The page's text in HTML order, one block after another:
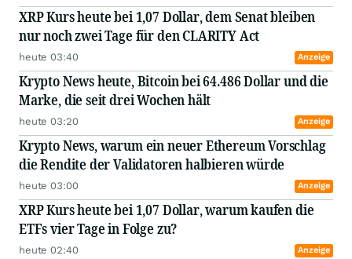
XRP Kurs heute bei 1,07 Dollar, dem Senat bleiben
nur noch zwei Tage für den CLARITY Act
heute 03:40 Anzeige
Krypto News heute, Bitcoin bei 64.486 Dollar und die
Marke, die seit drei Wochen hält
heute 03:20 Anzeige
Krypto News, warum ein neuer Ethereum Vorschlag
die Rendite der Validatoren halbieren würde
heute 03:00 Anzeige
XRP Kurs heute bei 1,07 Dollar, warum kaufen die
ETFs vier Tage in Folge zu?
heute 02:40 Anzeige